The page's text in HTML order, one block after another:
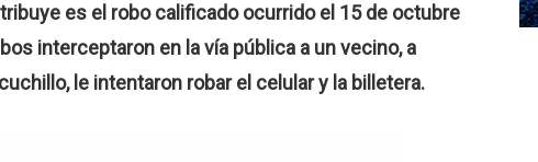
es el robo calificado ocurrido el 15 de octubre
interceptaron en la vía pública a un vecino, a
le intentaron robar el celular y la billetera.